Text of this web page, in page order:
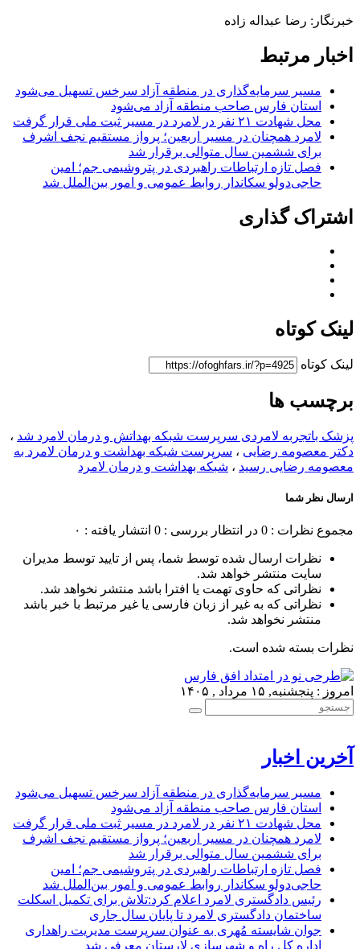
خبرنگار: رضا عبداله زاده
اخبار مرتبط
مسیر سرمایه‌گذاری در منطقه آزاد سرخس تسهیل می‌شود
استان فارس صاحب منطقه آزاد می‌شود
محل شهادت ۲۱ نفر در لامرد در مسیر ثبت ملی قرار گرفت
لامرد همچنان در مسیر اربعین؛ پرواز مستقیم نجف اشرف
برای ششمین سال متوالی برقرار شد
فصل تازه ارتباطات راهبردی در پتروشیمی جم؛ امین
حاجی‌دولو سکاندار روابط عمومی و امور بین‌الملل شد
اشتراک گذاری
لینک کوتاه
لینک کوتاه
برچسب ها
پزشک باتجربه لامردی سرپرست شبکه بهداتش و درمان لامرد شد ،
دکتر معصومه رضایی ، سرپرست شبکه بهداشت و درمان لامرد به
معصومه رضایی رسید ، شبکه بهداشت و درمان لامرد
ارسال نظر شما
مجموع نظرات : 0 در انتظار بررسی : 0 انتشار یافته : ۰
نظرات ارسال شده توسط شما، پس از تایید توسط مدیران
سایت منتشر خواهد شد.
نظراتی که حاوی تهمت یا افترا باشد منتشر نخواهد شد.
نظراتی که به غیر از زبان فارسی یا غیر مرتبط با خبر باشد
منتشر نخواهد شد.
نظرات بسته شده است.
امروز : پنجشنبه, ۱۵ مرداد , ۱۴۰۵
آخرین اخبار
مسیر سرمایه‌گذاری در منطقه آزاد سرخس تسهیل می‌شود
استان فارس صاحب منطقه آزاد می‌شود
محل شهادت ۲۱ نفر در لامرد در مسیر ثبت ملی قرار گرفت
لامرد همچنان در مسیر اربعین؛ پرواز مستقیم نجف اشرف
برای ششمین سال متوالی برقرار شد
فصل تازه ارتباطات راهبردی در پتروشیمی جم؛ امین
حاجی‌دولو سکاندار روابط عمومی و امور بین‌الملل شد
رئیس دادگستری لامرد اعلام کرد:تلاش برای تکمیل اسکلت
ساختمان دادگستری لامرد تا پایان سال جاری
جوان شایسته مُهری به عنوان سرپرست مدیریت راهداری
اداره کل راه و شهرسازی لارستان معرفی شد